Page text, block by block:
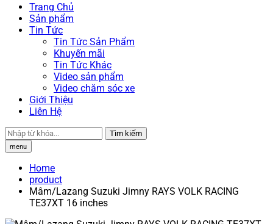
Trang Chủ
Sản phẩm
Tin Tức
Tin Tức Sản Phẩm
Khuyến mãi
Tin Tức Khác
Video sản phẩm
Video chăm sóc xe
Giới Thiệu
Liên Hệ
Tìm kiếm
menu
Home
product
Mâm/Lazang Suzuki Jimny RAYS VOLK RACING
TE37XT 16 inches